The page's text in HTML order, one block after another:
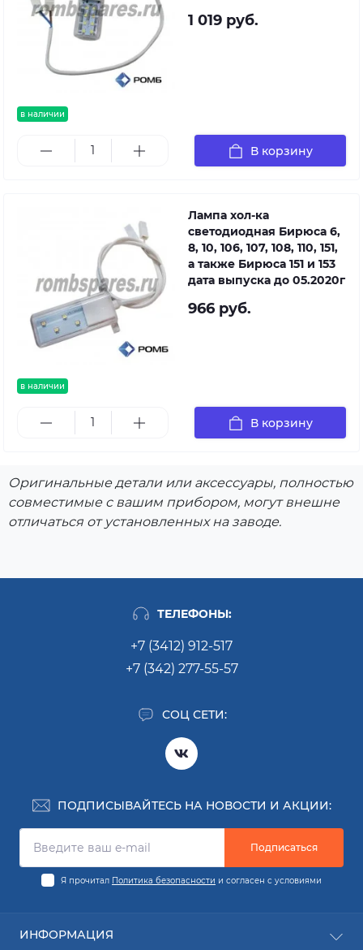
в наличии
1 019 руб.
В корзину
в наличии
Лампа хол-ка
светодиодная Бирюса 6,
8, 10, 106, 107, 108, 110, 151,
а также Бирюса 151 и 153
дата выпуска до 05.2020г
966 руб.
В корзину
Оригинальные детали или аксессуары, полностью
совместимые с вашим прибором, могут внешне
отличаться от установленных на заводе.
ТЕЛЕФОНЫ:
+7 (3412) 912-517
+7 (342) 277-55-57
СОЦ СЕТИ:
ПОДПИСЫВАЙТЕСЬ НА НОВОСТИ И АКЦИИ:
Подписаться
Я прочитал Политика безопасности и согласен с условиями
ИНФОРМАЦИЯ